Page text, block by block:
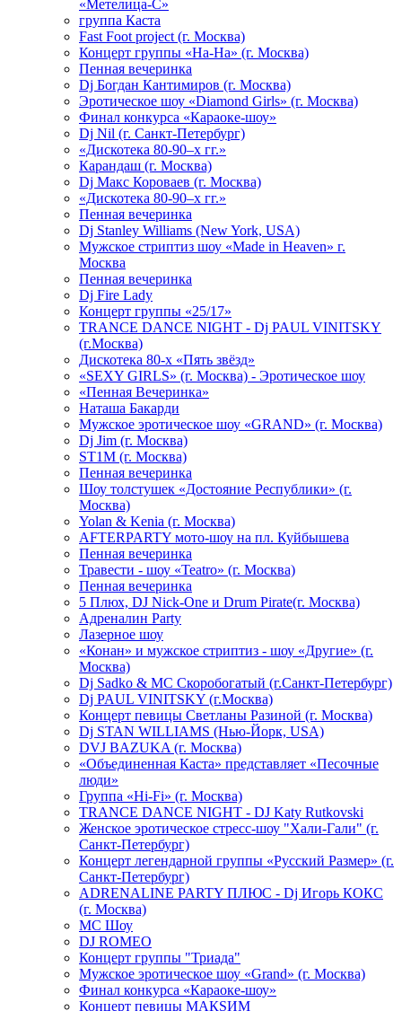
«Метелица-С»
группа Каста
Fast Foot project (г. Москва)
Концерт группы «На-На» (г. Москва)
Пенная вечеринка
Dj Богдан Кантимиров (г. Москва)
Эротическое шоу «Diamond Girls» (г. Москва)
Финал конкурса «Караоке-шоу»
Dj Nil (г. Санкт-Петербург)
«Дискотека 80-90–х гг.»
Карандаш (г. Москва)
Dj Макс Короваев (г. Москва)
«Дискотека 80-90–х гг.»
Пенная вечеринка
Dj Stanley Williams (New York, USA)
Мужское стриптиз шоу «Made in Heaven» г.
Москва
Пенная вечеринка
Dj Fire Lady
Концерт группы «25/17»
TRANCE DANCE NIGHT - Dj PAUL VINITSKY
(г.Москва)
Дискотека 80-х «Пять звёзд»
«SEXY GIRLS» (г. Москва) - Эротическое шоу
«Пенная Вечеринка»
Hаташа Бакарди
Мужское эротическое шоу «GRAND» (г. Москва)
Dj Jim (г. Москва)
ST1M (г. Москва)
Пенная вечеринка
Шоу толстушек «Достояние Республики» (г.
Москва)
Yolan & Kenia (г. Москва)
AFTERPARTY мото-шоу на пл. Куйбышева
Пенная вечеринка
Травести - шоу «Teatro» (г. Москва)
Пенная вечеринка
5 Плюх, DJ Nick-One и Drum Pirate(г. Москва)
Адреналин Party
Лазерное шоу
«Конан» и мужское стриптиз - шоу «Другие» (г.
Москва)
Dj Sadko & МС Скоробогатый (г.Санкт-Петербург)
Dj PAUL VINITSKY (г.Москва)
Концерт певицы Светланы Разиной (г. Москва)
Dj STAN WILLIAMS (Нью-Йорк, USA)
DVJ BAZUKA (г. Москва)
«Объединенная Каста» представляет «Песочные
люди»
Группа «Hi-Fi» (г. Москва)
TRANCE DANCE NIGHT - DJ Katy Rutkovski
Женское эротическое стресс-шоу "Хали-Гали" (г.
Санкт-Петербург)
Концерт легендарной группы «Русский Размер» (г.
Санкт-Петербург)
ADRENALINE PARTY ПЛЮС - Dj Игорь КОКС
(г. Москва)
MC Шоу
DJ ROMEO
Концерт группы "Триада"
Мужское эротическое шоу «Grand» (г. Москва)
Финал конкурса «Караоке-шоу»
Концерт певицы МАКSИМ